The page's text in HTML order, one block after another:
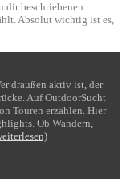
dir beschriebenen
Absolut wichtig ist es,
draußen aktiv ist, der
Auf OutdoorSucht
Touren erzählen. Hier
Ob Wandern,